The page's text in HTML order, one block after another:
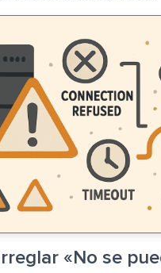
«No se